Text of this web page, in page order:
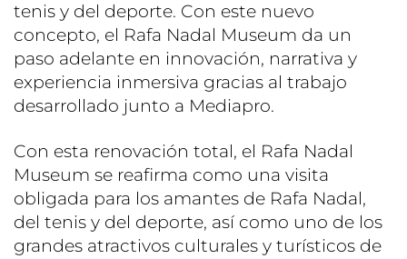
tenis y del deporte. Con este nuevo
concepto, el Rafa Nadal Museum da un
paso adelante en innovación, narrativa y
experiencia inmersiva gracias al trabajo
desarrollado junto a Mediapro.
Con esta renovación total, el Rafa Nadal
Museum se reafirma como una visita
obligada para los amantes de Rafa Nadal,
del tenis y del deporte, así como uno de los
grandes atractivos culturales y turísticos de